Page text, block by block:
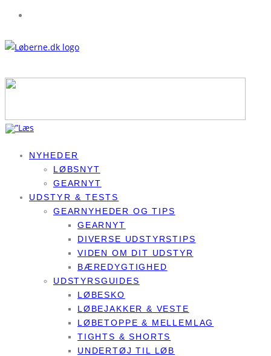
NYHEDER
LØBSNYT
GEARNYT
UDSTYR & TESTS
GEARNYHEDER OG TIPS
GEARNYT
DIVERSE UDSTYRSTIPS
VIDEN OM DIT UDSTYR
BÆREDYGTIGHED
UDSTYRSGUIDES
LØBESKO
LØBEJAKKER & VESTE
LØBETOPPE & MELLEMLAG
TIGHTS & SHORTS
UNDERTØJ TIL LØB